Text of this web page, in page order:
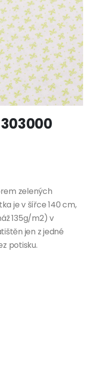
zelených
je v šířce 140 cm,
135g/m2) v
jen z jedné
potisku.